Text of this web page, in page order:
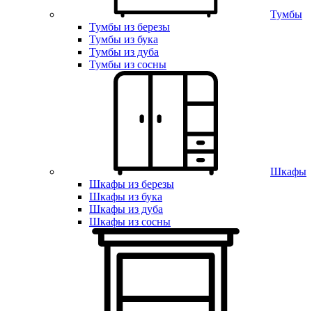
Тумбы
Тумбы из березы
Тумбы из бука
Тумбы из дуба
Тумбы из сосны
Шкафы
Шкафы из березы
Шкафы из бука
Шкафы из дуба
Шкафы из сосны